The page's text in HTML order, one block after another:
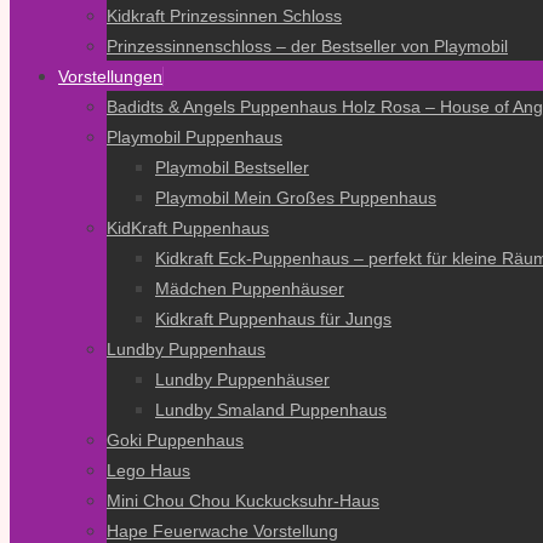
Kidkraft Prinzessinnen Schloss
Prinzessinnenschloss – der Bestseller von Playmobil
Vorstellungen
Badidts & Angels Puppenhaus Holz Rosa – House of
Playmobil Puppenhaus
Playmobil Bestseller
Playmobil Mein Großes Puppenhaus
KidKraft Puppenhaus
Kidkraft Eck-Puppenhaus – perfekt für kleine
Mädchen Puppenhäuser
Kidkraft Puppenhaus für Jungs
Lundby Puppenhaus
Lundby Puppenhäuser
Lundby Smaland Puppenhaus
Goki Puppenhaus
Lego Haus
Mini Chou Chou Kuckucksuhr-Haus
Hape Feuerwache Vorstellung